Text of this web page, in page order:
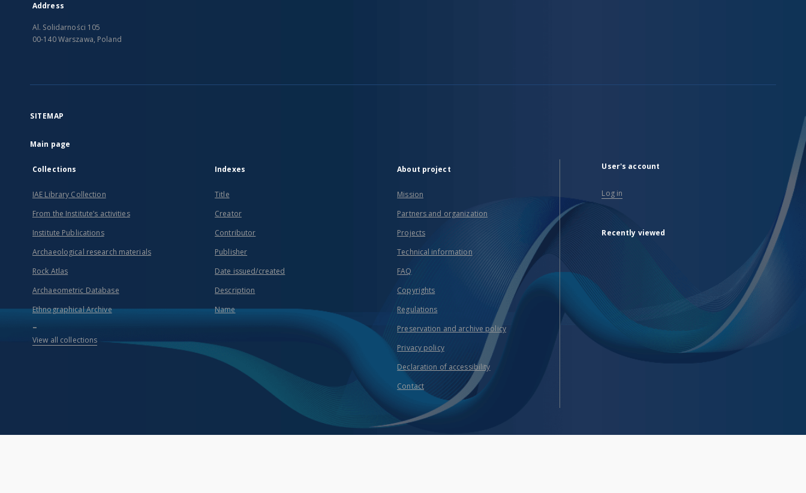
Address
Al. Solidarności 105
00-140 Warszawa, Poland
SITEMAP
Main page
Collections
IAE Library Collection
From the Institute’s activities
Institute Publications
Archaeological research materials
Rock Atlas
Archaeometric Database
Ethnographical Archive
...
View all collections
Indexes
Title
Creator
Contributor
Publisher
Date issued/created
Description
Name
About project
Mission
Partners and organization
Projects
Technical information
FAQ
Copyrights
Regulations
Preservation and archive policy
Privacy policy
Declaration of accessibility
Contact
User's account
Log in
Recently viewed